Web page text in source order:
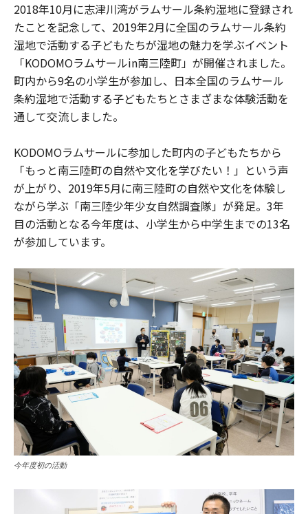
2018年10月に志津川湾がラムサール条約湿地に登録され
たことを記念して、2019年2月に全国のラムサール条約
湿地で活動する子どもたちが湿地の魅力を学ぶイベント
「KODOMOラムサールin南三陸町」が開催されました。
町内から9名の小学生が参加し、日本全国のラムサール
条約湿地で活動する子どもたちとさまざまな体験活動を
通して交流しました。
KODOMOラムサールに参加した町内の子どもたちから
「もっと南三陸町の自然や文化を学びたい！」という声
が上がり、2019年5月に南三陸町の自然や文化を体験し
ながら学ぶ「南三陸少年少女自然調査隊」が発足。3年
目の活動となる今年度は、小学生から中学生までの13名
が参加しています。
今年度初の活動